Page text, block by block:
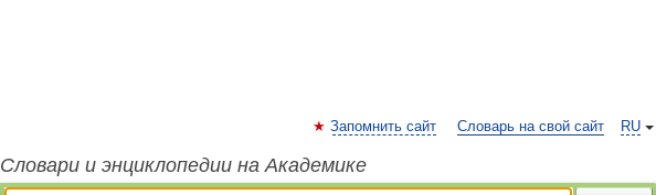
RU
Запомнить сайт Словарь на свой сайт
Словари и энциклопедии на Академике